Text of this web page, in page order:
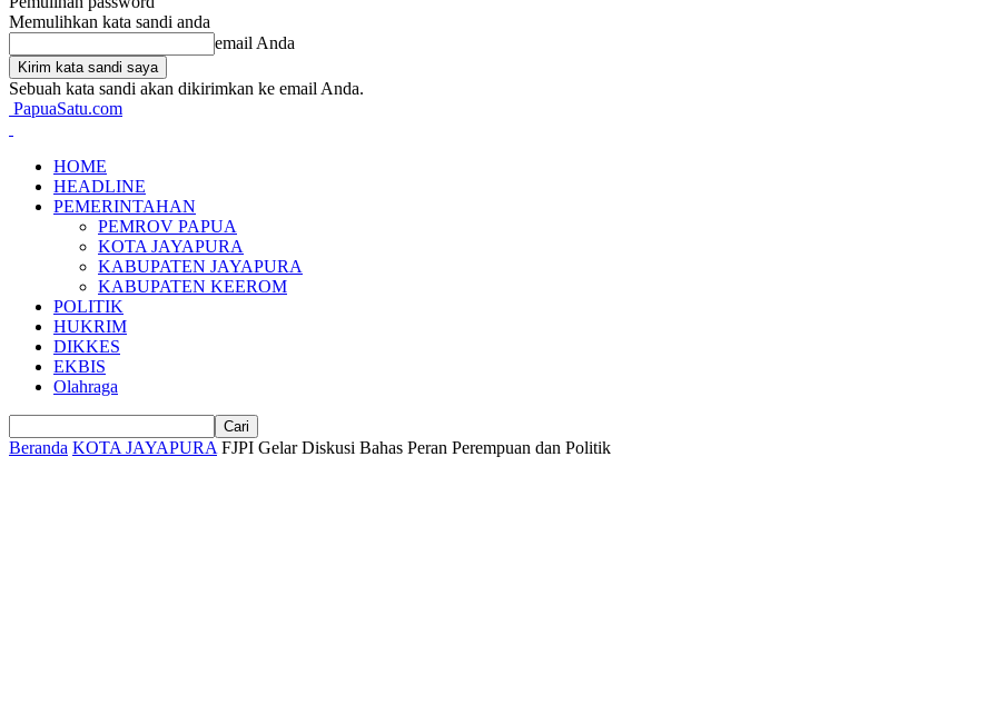
Memulihkan kata sandi anda
email Anda
Sebuah kata sandi akan dikirimkan ke email Anda.
PapuaSatu.com
HOME
HEADLINE
PEMERINTAHAN
PEMROV PAPUA
KOTA JAYAPURA
KABUPATEN JAYAPURA
KABUPATEN KEEROM
POLITIK
HUKRIM
DIKKES
EKBIS
Olahraga
Beranda KOTA JAYAPURA FJPI Gelar Diskusi Bahas Peran Perempuan dan Politik